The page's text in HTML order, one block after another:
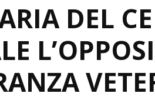
DEL